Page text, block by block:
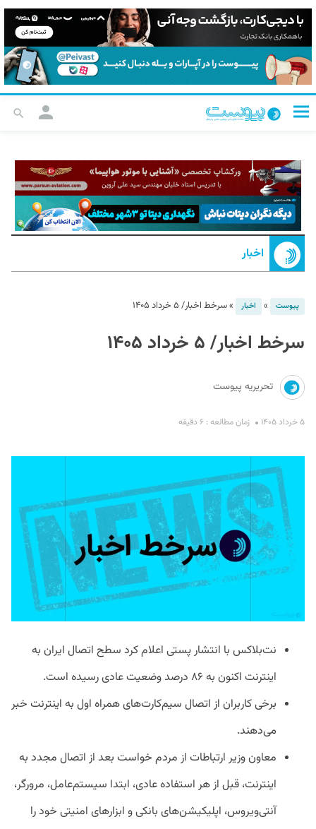
اخبار
پیوست » اخبار »سرخط اخبار/ ۵ خرداد ۱۴۰۵
سرخط اخبار/ ۵ خرداد ۱۴۰۵
تحریریه پیوست
۵ خرداد ۱۴۰۵ زمان مطالعه : ۶ دقیقه
نت‌بلاکس با انتشار پستی اعلام کرد سطح اتصال ایران به
اینترنت اکنون به ۸۶ درصد وضعیت عادی رسیده است.
برخی کاربران از اتصال سیم‌کارت‌های همراه اول به اینترنت خبر
می‌دهند.
معاون وزیر ارتباطات از مردم خواست بعد از اتصال مجدد به
اینترنت، قبل از هر استفاده عادی، ابتدا سیستم‌عامل، مرورگر،
آنتی‌ویروس، اپلیکیشن‌های بانکی و ابزارهای امنیتی خود را